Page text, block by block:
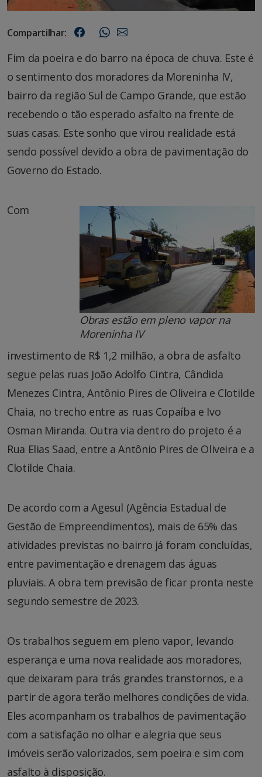
Compartilhar:
Fim da poeira e do barro na época de chuva. Este é
o sentimento dos moradores da Moreninha IV,
bairro da região Sul de Campo Grande, que estão
recebendo o tão esperado asfalto na frente de
suas casas. Este sonho que virou realidade está
sendo possível devido a obra de pavimentação do
Governo do Estado.
Obras estão em pleno vapor na
Moreninha IV
Com
investimento de R$ 1,2 milhão, a obra de asfalto
segue pelas ruas João Adolfo Cintra, Cândida
Menezes Cintra, Antônio Pires de Oliveira e Clotilde
Chaia, no trecho entre as ruas Copaíba e Ivo
Osman Miranda. Outra via dentro do projeto é a
Rua Elias Saad, entre a Antônio Pires de Oliveira e a
Clotilde Chaia.
De acordo com a Agesul (Agência Estadual de
Gestão de Empreendimentos), mais de 65% das
atividades previstas no bairro já foram concluídas,
entre pavimentação e drenagem das águas
pluviais. A obra tem previsão de ficar pronta neste
segundo semestre de 2023.
Os trabalhos seguem em pleno vapor, levando
esperança e uma nova realidade aos moradores,
que deixaram para trás grandes transtornos, e a
partir de agora terão melhores condições de vida.
Eles acompanham os trabalhos de pavimentação
com a satisfação no olhar e alegria que seus
imóveis serão valorizados, sem poeira e sim com
asfalto à disposição.